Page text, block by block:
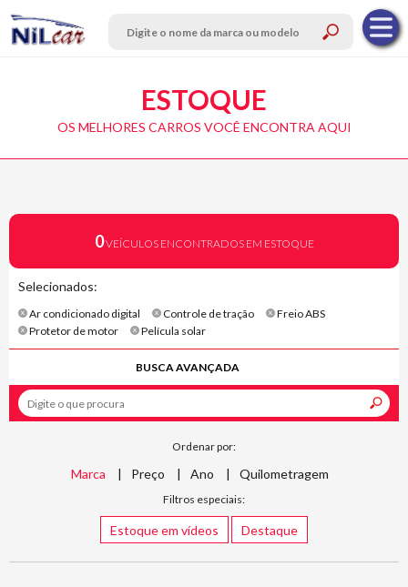
ESTOQUE
OS MELHORES CARROS VOCÊ ENCONTRA AQUI
0VEÍCULOS ENCONTRADOS EM ESTOQUE
Selecionados:
Ar condicionado digital Controle de tração
Freio ABS
Protetor de motor
Película solar
BUSCA AVANÇADA
Ordenar por:
Marca Preço Ano Quilometragem
Filtros especiais:
Estoque em vídeos Destaque